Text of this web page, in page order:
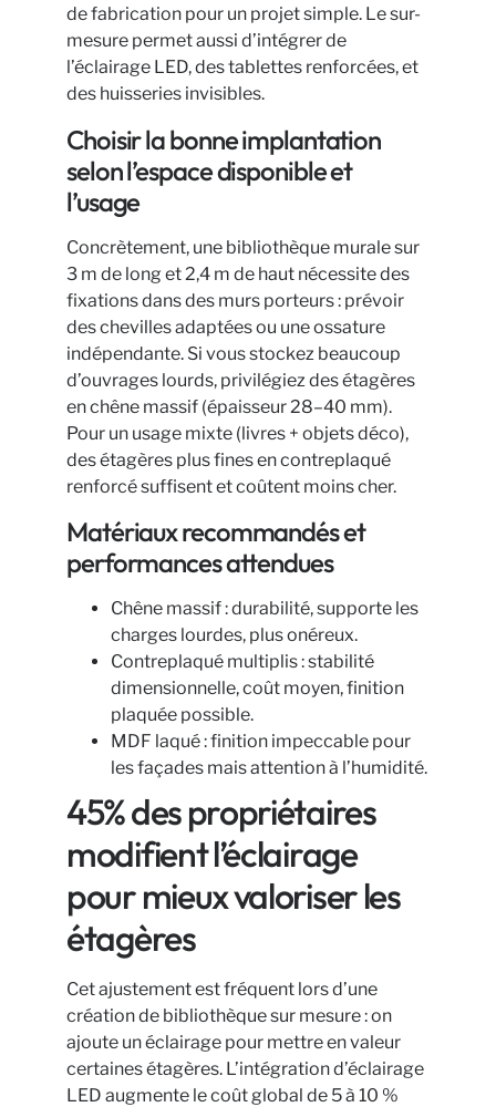
de fabrication pour un projet simple. Le sur-
mesure permet aussi d’intégrer de
l’éclairage LED, des tablettes renforcées, et
des huisseries invisibles.
Choisir la bonne implantation
selon l’espace disponible et
l’usage
Concrètement, une bibliothèque murale sur
3 m de long et 2,4 m de haut nécessite des
fixations dans des murs porteurs : prévoir
des chevilles adaptées ou une ossature
indépendante. Si vous stockez beaucoup
d’ouvrages lourds, privilégiez des étagères
en chêne massif (épaisseur 28–40 mm).
Pour un usage mixte (livres + objets déco),
des étagères plus fines en contreplaqué
renforcé suffisent et coûtent moins cher.
Matériaux recommandés et
performances attendues
Chêne massif : durabilité, supporte les
charges lourdes, plus onéreux.
Contreplaqué multiplis : stabilité
dimensionnelle, coût moyen, finition
plaquée possible.
MDF laqué : finition impeccable pour
les façades mais attention à l’humidité.
45% des propriétaires
modifient l’éclairage
pour mieux valoriser les
étagères
Cet ajustement est fréquent lors d’une
création de bibliothèque sur mesure : on
ajoute un éclairage pour mettre en valeur
certaines étagères. L’intégration d’éclairage
LED augmente le coût global de 5 à 10 %